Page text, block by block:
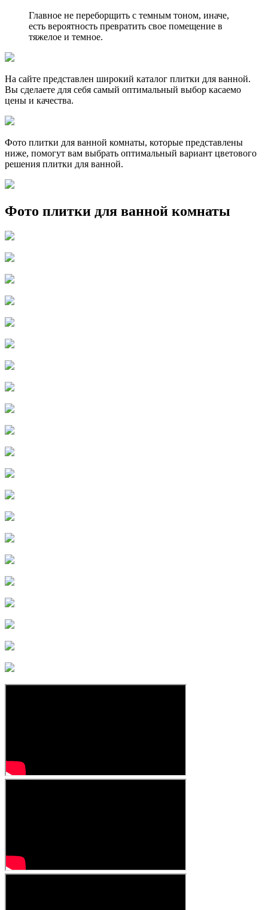
Главное не переборщить с темным тоном, иначе,
есть вероятность превратить свое помещение в
тяжелое и темное.
На сайте представлен широкий каталог плитки для ванной.
Вы сделаете для себя самый оптимальный выбор касаемо
цены и качества.
Фото плитки для ванной комнаты, которые представлены
ниже, помогут вам выбрать оптимальный вариант цветового
решения плитки для ванной.
Фото плитки для ванной комнаты